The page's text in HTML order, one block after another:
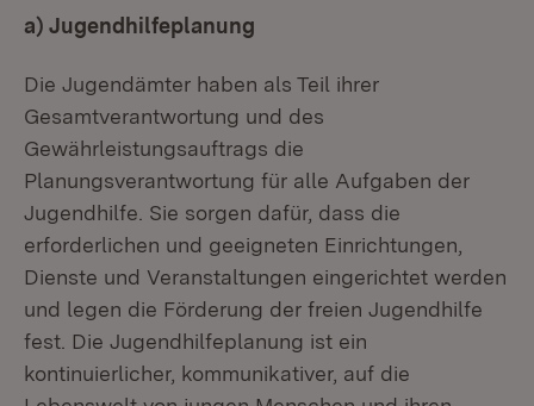
a) Jugendhilfeplanung
Die Jugendämter haben als Teil ihrer
Gesamtverantwortung und des
Gewährleistungsauftrags die
Planungsverantwortung für alle Aufgaben der
Jugendhilfe. Sie sorgen dafür, dass die
erforderlichen und geeigneten Einrichtungen,
Dienste und Veranstaltungen eingerichtet werden
und legen die Förderung der freien Jugendhilfe
fest. Die Jugendhilfeplanung ist ein
kontinuierlicher, kommunikativer, auf die